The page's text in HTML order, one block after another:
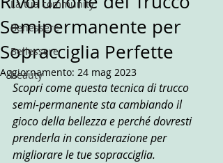
La tua community
Benessere
Bellessere
beauty
Semipermanente per
Sopracciglia Perfette
Aggiornamento: 24 mag 2023
Scopri come questa tecnica di trucco
semi-permanente sta cambiando il
gioco della bellezza e perché dovresti
prenderla in considerazione per
migliorare le tue sopracciglia.